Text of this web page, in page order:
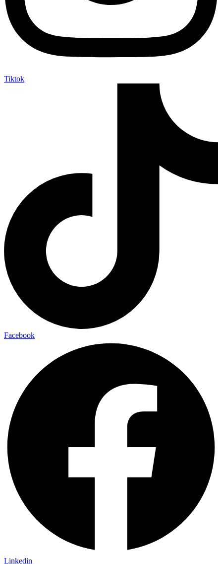
Tiktok
Facebook
Linkedin